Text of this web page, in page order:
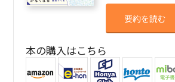
要約を読む
本の購入はこちら